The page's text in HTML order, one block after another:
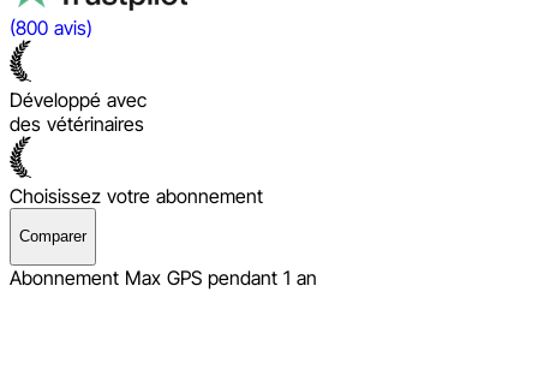
(800 avis)
Développé avec
des vétérinaires
Choisissez votre abonnement
Comparer
Abonnement Max GPS pendant 1 an